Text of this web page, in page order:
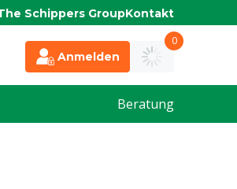
Schippers GroupKontakt
Anmelden
0
Beratung